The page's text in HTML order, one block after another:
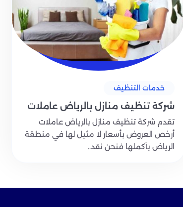
خدمات التنظيف
شركة تنظيف منازل بالرياض عاملات
تقدم شركة تنظيف منازل بالرياض عاملات
أرخص العروض بأسعار لا مثيل لها في منطقة
الرياض بأكملها فنحن نقد..